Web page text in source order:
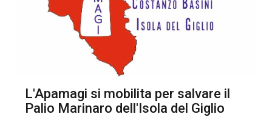
L'Apamagi si mobilita per salvare il
Palio Marinaro dell'Isola del Giglio